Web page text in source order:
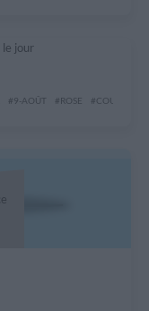
#9-AOÛT #ROSE #COUPLE